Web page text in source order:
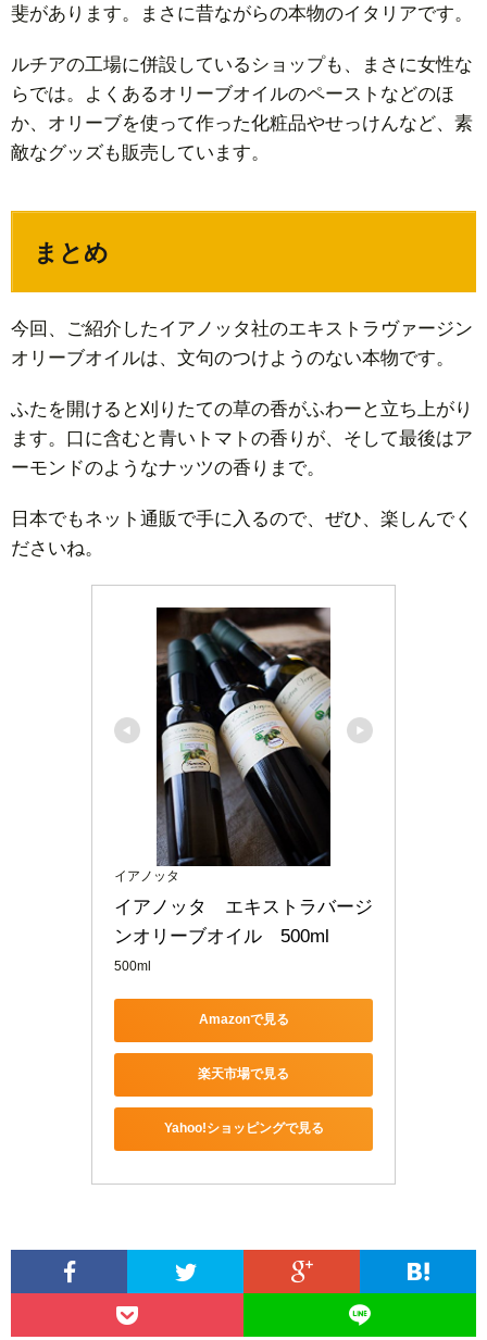
斐があります。まさに昔ながらの本物のイタリアです。
ルチアの工場に併設しているショップも、まさに女性な
らでは。よくあるオリーブオイルのペーストなどのほ
か、オリーブを使って作った化粧品やせっけんなど、素
敵なグッズも販売しています。
まとめ
今回、ご紹介したイアノッタ社のエキストラヴァージン
オリーブオイルは、文句のつけようのない本物です。
ふたを開けると刈りたての草の香がふわーと立ち上がり
ます。口に含むと青いトマトの香りが、そして最後はア
ーモンドのようなナッツの香りまで。
日本でもネット通販で手に入るので、ぜひ、楽しんでく
ださいね。
イアノッタ
イアノッタ　エキストラバージ
ンオリーブオイル　500ml
500ml
Amazonで見る
楽天市場で見る
Yahoo!ショッピングで見る